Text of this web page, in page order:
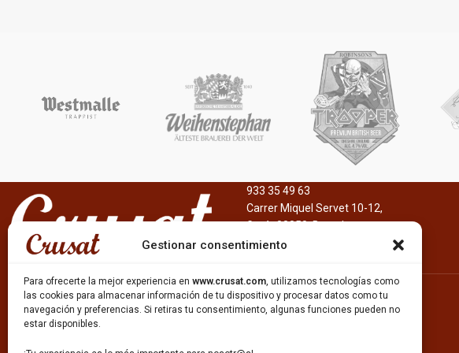
Gestionar consentimiento
Para ofrecerte la mejor experiencia en www.crusat.com, utilizamos tecnologías como
las cookies para almacenar información de tu dispositivo y procesar datos como tu
navegación y preferencias. Si retiras tu consentimiento, algunas funciones pueden no
estar disponibles.
Formato
Breezer Bacardi Watermelon / Breezer
Descripción
Bebidas combinadas de 4% alc./vol., que
cuenta con una gama de diversos sabores.
Fanta Berry / Fanta de arándanos
Lata 35cl
Descripción
Bebida gaseosa con un refrescante sabor a
933 35 49 63
Carrer Miquel Servet 10-12,
Gavà, 08850, Barcelona.